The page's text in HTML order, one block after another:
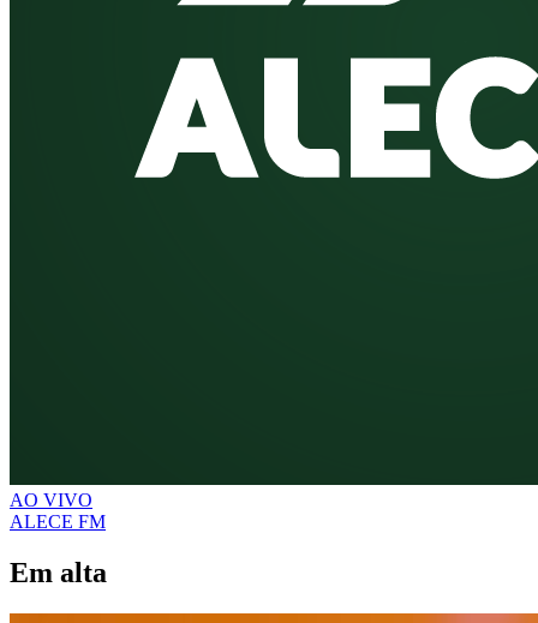
AO VIVO
ALECE FM
Em alta